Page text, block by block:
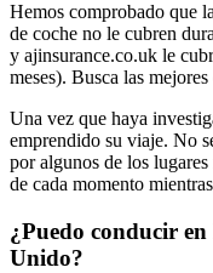
Hemos comprobado que
de coche no le cubren
y ajinsurance.co.uk le
meses). Busca las mejores
Una vez que haya
emprendido su viaje. No
por algunos de los
de cada momento
¿Puedo conducir
Unido?